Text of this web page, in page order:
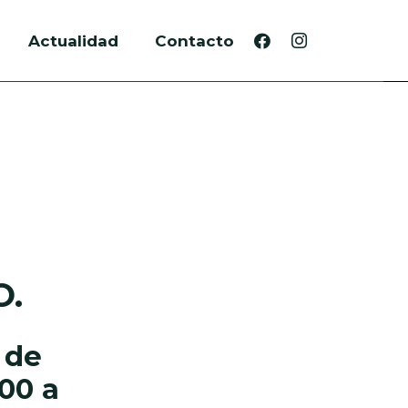
Actualidad Contacto
de
a